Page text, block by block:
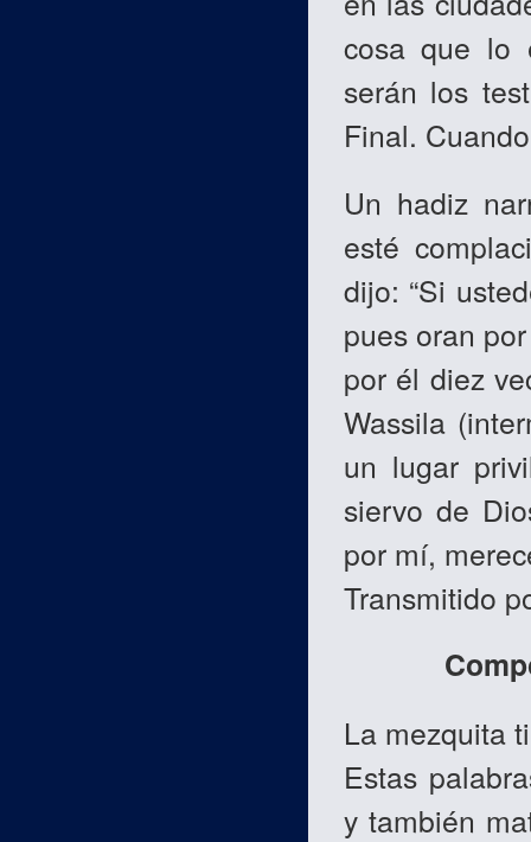
cosa que lo
serán los
Final.
Un hadiz
esté
dijo: “Si
pues oran
por él diez
Wassila
un lugar
siervo de
por mí,
Transmitido
La mezquita
Estas
y también